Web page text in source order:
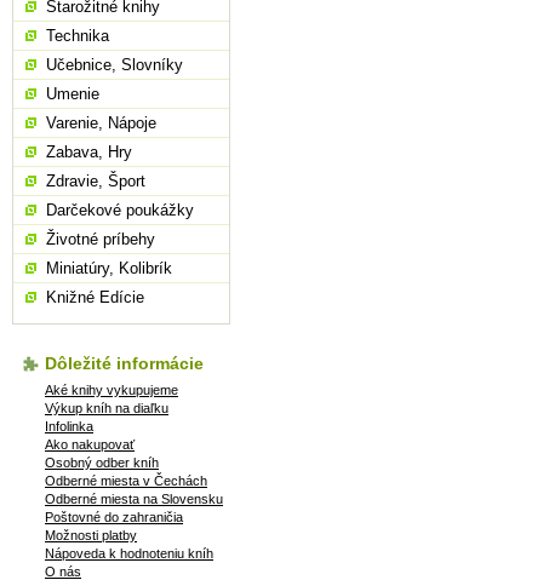
Starožitné knihy
Technika
Učebnice, Slovníky
Umenie
Varenie, Nápoje
Zabava, Hry
Zdravie, Šport
Darčekové poukážky
Životné príbehy
Miniatúry, Kolibrík
Knižné Edície
Dôležité informácie
Aké knihy vykupujeme
Výkup kníh na diaľku
Infolinka
Ako nakupovať
Osobný odber kníh
Odberné miesta v Čechách
Odberné miesta na Slovensku
Poštovné do zahraničia
Možnosti platby
Nápoveda k hodnoteniu kníh
O nás